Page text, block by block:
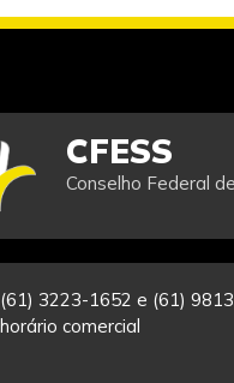
CFESS
Conselho Federal
(61) 3223-1652 e (61)
horário comercial